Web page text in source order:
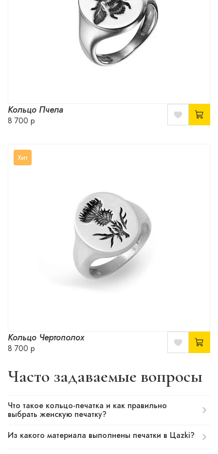
Кольцо Пчела
8 700 р
Хит
Кольцо Чертополох
8 700 р
Часто задаваемые вопросы
Что такое кольцо-печатка и как правильно
выбрать женскую печатку?
Из какого материала выполнены печатки в Цazki?